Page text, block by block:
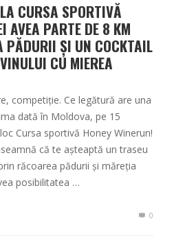
CURSA SPORTIVĂ
AVEA PARTE DE 8 KM
PĂDURII ȘI UN COCKTAIL
CU MIEREA
competiție. Ce legătură are una
dată în Moldova, pe 15
Cursa sportivă Honey Winerun!
că te așteaptă un traseu
răcoarea pădurii și măreția
posibilitatea …
0